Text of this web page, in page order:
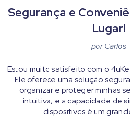
Segurança e
Lugar!
porCarlos
Estou muito satisfeito com o
Ele oferece uma solução
organizar e proteger minhas
intuitiva, e a capacidade de
dispositivos é um